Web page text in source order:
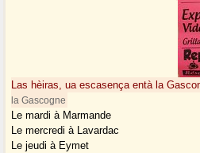
Las hèiras, ua escasença entà la
la Gascogne
Le mardi à Marmande
Le mercredi à Lavardac
Le jeudi à Eymet